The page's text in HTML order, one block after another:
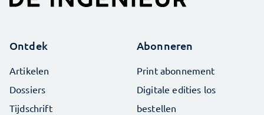
Ontdek
Artikelen
Dossiers
Tijdschrift
Abonneren
Print abonnement
Digitale edities los
bestellen